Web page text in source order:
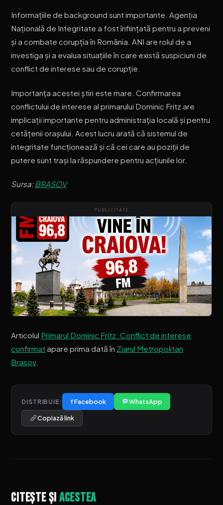
Informațiile de background sunt importante. Agenția
Națională de Integritate a fost înființată pentru a preveni
și a combate corupția în România. ANI are rolul de a
investiga și a evalua situațiile în care există suspiciuni de
conflict de interese sau de corupție.
Importanța acestei știri este mare. Confirmarea
conflictului de interese al primarului Dominic Fritz are
implicații importante pentru administrația locală și pentru
cetățenii orașului. Acest lucru arată că sistemul de
integritate funcționează și că cei care au poziții de
putere sunt trași la răspundere pentru acțiunile lor.
Sursa:BRASOV
PUBLICITATE
Articolul Primarul Dominic Fritz: Conflict de interese
confirmat apare prima dată în Ziarul Metropolitan
Brasov.
DISTRIBUIE: f Facebook WhatsApp
Copiază link
Citește șiacestea